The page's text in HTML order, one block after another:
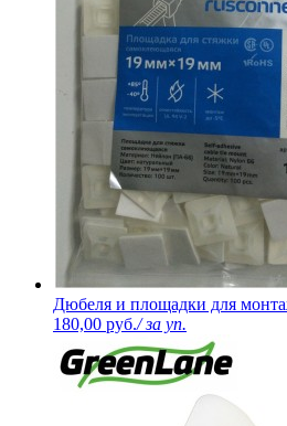
Дюбеля и площадки для
180,00 руб./ за уп.